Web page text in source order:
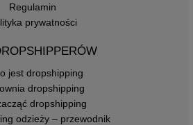
Regulamin
prywatności
jest dropshipping
dropshipping
dropshipping
odzieży – przewodnik